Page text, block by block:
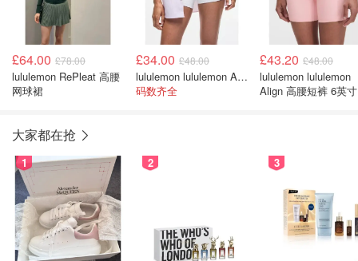
£64.00 £78.00
lululemon RePleat 高腰
网球裙
£34.00 £48.00
lululemon lululemon Align 高腰4英寸短裤
码数齐全
£43.20 £48.00
lululemon lululemon
Align 高腰短裤 6英寸
大家都在抢
1 2 3